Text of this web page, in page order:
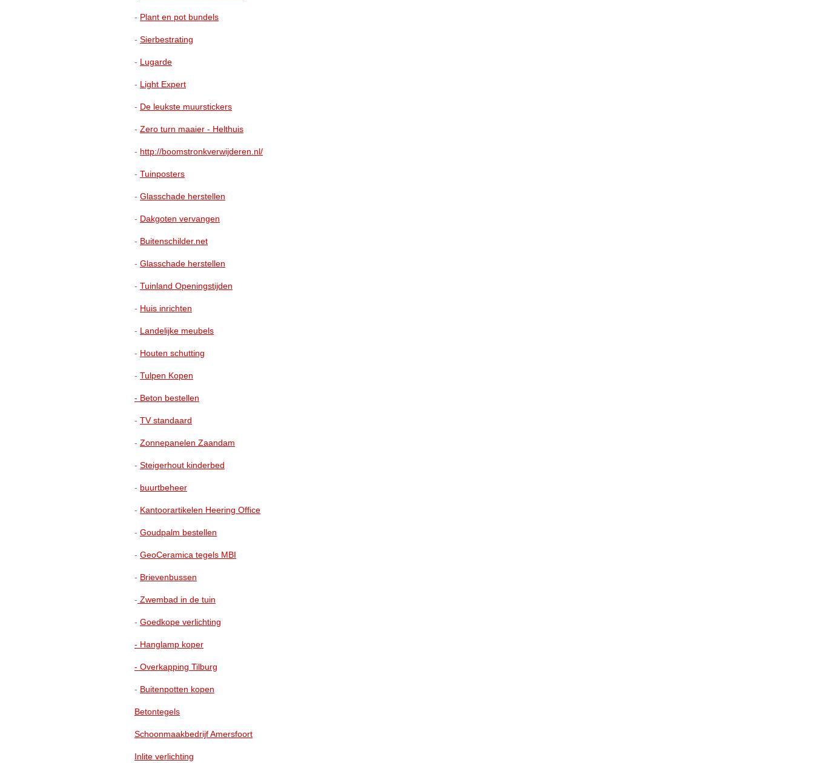
- Plant en pot bundels
- Sierbestrating
- Lugarde
- Light Expert
- De leukste muurstickers
- Zero turn maaier - Helthuis
- http://boomstronkverwijderen.nl/
- Tuinposters
- Glasschade herstellen
- Dakgoten vervangen
- Buitenschilder.net
- Glasschade herstellen
- Tuinland Openingstijden
- Huis inrichten
- Landelijke meubels
- Houten schutting
- Tulpen Kopen
- Beton bestellen
- TV standaard
- Zonnepanelen Zaandam
- Steigerhout kinderbed
- buurtbeheer
- Kantoorartikelen Heering Office
- Goudpalm bestellen
- GeoCeramica tegels MBI
- Brievenbussen
- Zwembad in de tuin
- Goedkope verlichting
- Hanglamp koper
- Overkapping Tilburg
- Buitenpotten kopen
Betontegels
Schoonmaakbedrijf Amersfoort
Inlite verlichting